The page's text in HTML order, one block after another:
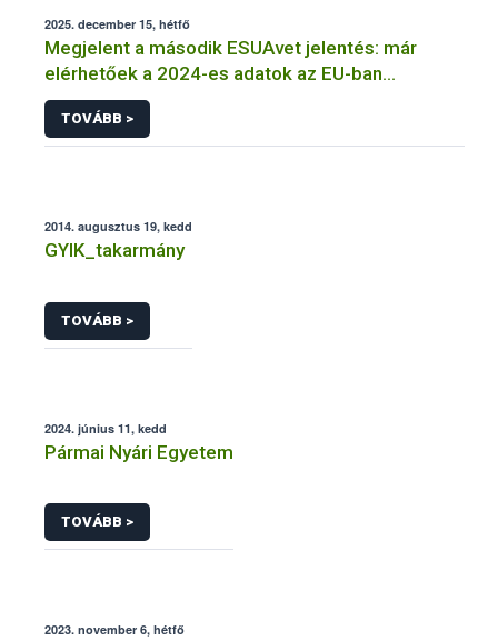
2025. december 15, hétfő
Megjelent a második ESUAvet jelentés: már
elérhetőek a 2024-es adatok az EU-ban
értékesített és felhasznált állatgyógyászati
antimikrobiális szerekről
TOVÁBB >
2014. augusztus 19, kedd
GYIK_takarmány
TOVÁBB >
2024. június 11, kedd
Pármai Nyári Egyetem
TOVÁBB >
2023. november 6, hétfő